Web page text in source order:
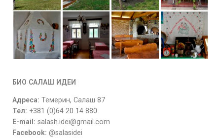
БИО САЛАШ ИДЕИ
Адреса: Темерин, Салаш 87
Тел: +381 (0)64 20 14 880
E-mail: salash.idei@gmail.com
Facebook: @salasidei